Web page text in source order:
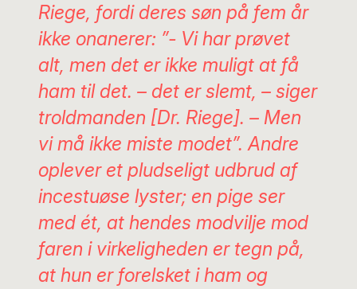
Riege, fordi deres søn på fem år
ikke onanerer: ”- Vi har prøvet
alt, men det er ikke muligt at få
ham til det. – det er slemt, – siger
troldmanden [Dr. Riege]. – Men
vi må ikke miste modet”. Andre
oplever et pludseligt udbrud af
incestuøse lyster; en pige ser
med ét, at hendes modvilje mod
faren i virkeligheden er tegn på,
at hun er forelsket i ham og